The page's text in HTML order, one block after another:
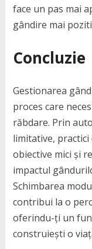
face un pas mai
gândire mai
Concluzie
Gestionarea
proces care
răbdare. Prin
limitative,
obiective mici și
impactul
Schimbarea
contribui la o
oferindu-ți un
construiești o